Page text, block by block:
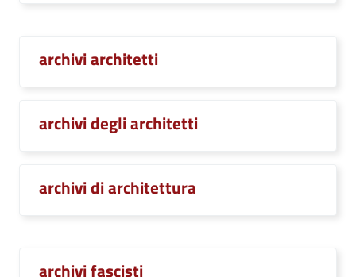
archivi architetti
archivi degli architetti
archivi di architettura
archivi fascisti